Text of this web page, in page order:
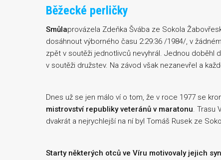
Běžecké perličky
Smůlaprovázela Zdeňka Švába ze Sokola
dosáhnout výborného času 2:29:36 /1984/, v
zpět v soutěži jednotlivců nevyhrál. Jednou doběhl
v soutěži družstev. Na závod však nezanevřel a
Dnes už se jen málo ví o tom, že v roce 1977 se
mistrovství republiky veteránů v maratonu. Trasu
dvakrát a nejrychlejší na ní byl Tomáš Rusek ze
Starty některých otců ve Víru motivovaly jejich